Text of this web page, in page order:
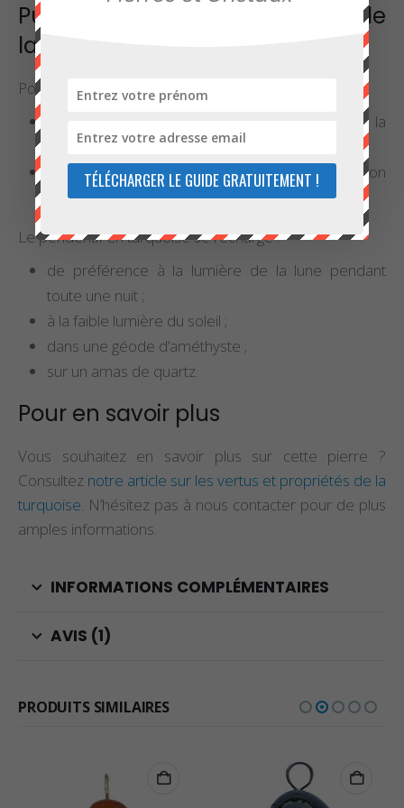
Purification et rechargement de
la turquoise
Pour purifier la pierre :
on privilégiera un lit de gros sel sur lequel on la
disposera quelques heures ;
on peut aussi la baigner dans un bain d’eau non
calcaire.
Le pendentif en turquoise se recharge :
de préférence à la lumière de la lune pendant
toute une nuit ;
à la faible lumière du soleil ;
dans une géode d’améthyste ;
sur un amas de quartz.
Pour en savoir plus
Vous souhaitez en savoir plus sur cette pierre ?
Consultez notre article sur les vertus et propriétés de la
turquoise. N’hésitez pas à nous contacter pour de plus
amples informations.
INFORMATIONS COMPLÉMENTAIRES
AVIS (1)
PRODUITS SIMILAIRES
TÉLÉCHARGER LE GUIDE GRATUITEMENT !